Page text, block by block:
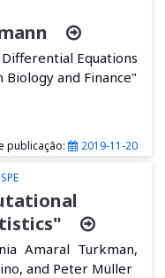
Equations
and Finance"
publicação: 2019-11-20
Amaral Turkman,
and Peter Müller